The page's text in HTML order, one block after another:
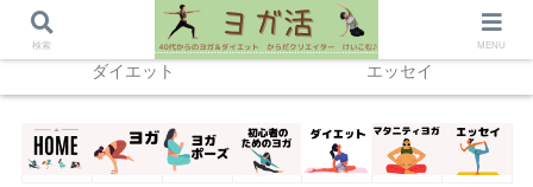
ダイエット エッセイ
検索 MENU